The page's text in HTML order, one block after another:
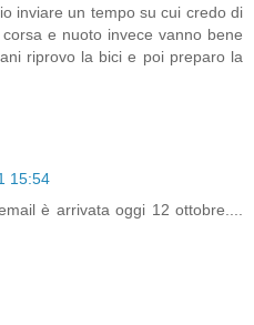
inviare un tempo su cui credo di
e nuoto invece vanno bene
riprovo la bici e poi preparo la
15:54
è arrivata oggi 12 ottobre....